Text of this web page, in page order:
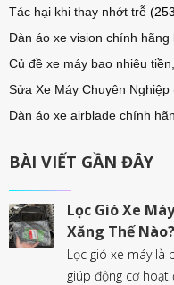
Tác hại khi thay nhớt trễ
Dàn áo xe vision chính hãng
Củ đề xe máy bao nhiêu
Sửa Xe Máy Chuyên Nghiệp
Dàn áo xe airblade chính
BÀI VIẾT GẦN ĐÂY
Lọc Gió Xe
Xăng Thế Nào?
Lọc gió xe máy là
giúp động cơ hoạt